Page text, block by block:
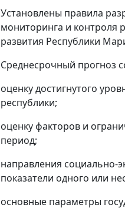
Установлены правила
мониторинга и контроля
развития Республики
Среднесрочный прогноз
оценку достигнутого
республики;
оценку факторов и
период;
направления социально-
показатели одного или
основные параметры